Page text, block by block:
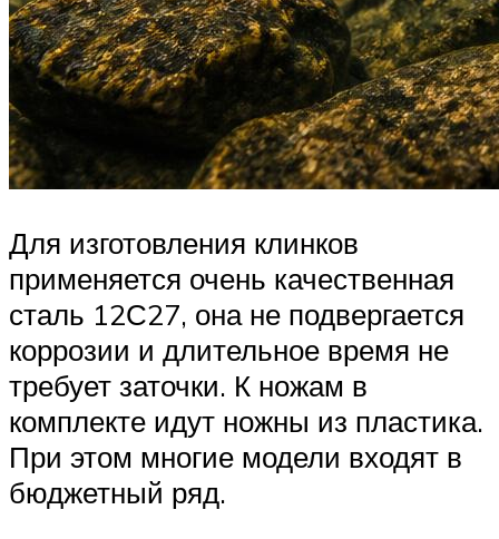
Для изготовления клинков
применяется очень качественная
сталь 12С27, она не подвергается
коррозии и длительное время не
требует заточки. К ножам в
комплекте идут ножны из пластика.
При этом многие модели входят в
бюджетный ряд.